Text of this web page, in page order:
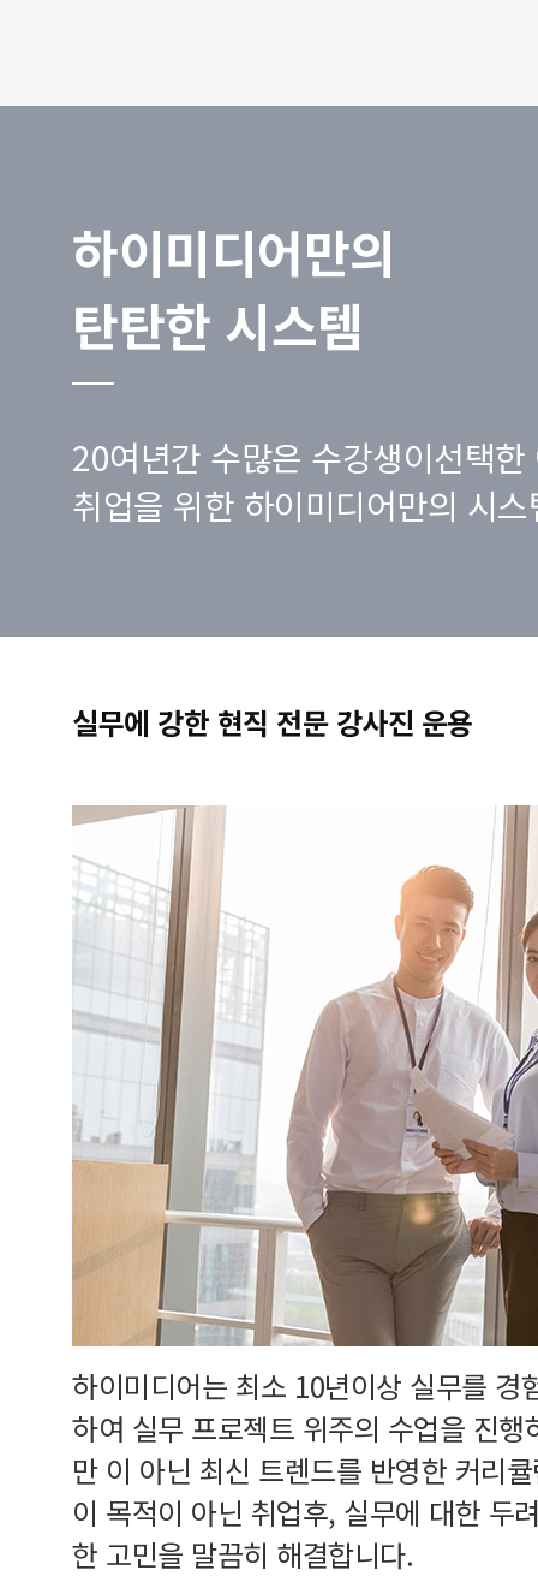
하이미디어만의
탄탄한 시스템
20여년간 수많은 수강생이선택한
취업을 위한 하이미디어만의 시
실무에 강한 현직 전문 강사진 운용
하이미디어는 최소 10년이상 실무를 경
하여 실무 프로젝트 위주의 수업을 진
만 이 아닌 최신 트렌드를 반영한 커리
이 목적이 아닌 취업후, 실무에 대한 두
한 고민을 말끔히 해결합니다.